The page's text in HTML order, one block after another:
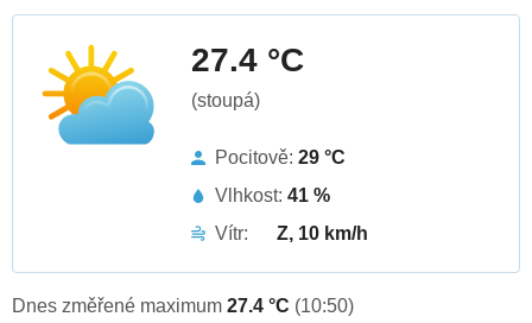
27.4 °C
(stoupá)
Pocitově: 29 °C
Vlhkost: 41 %
Vítr:
Z, 10 km/h
Dnes změřené maximum 27.4 °C (10:50)